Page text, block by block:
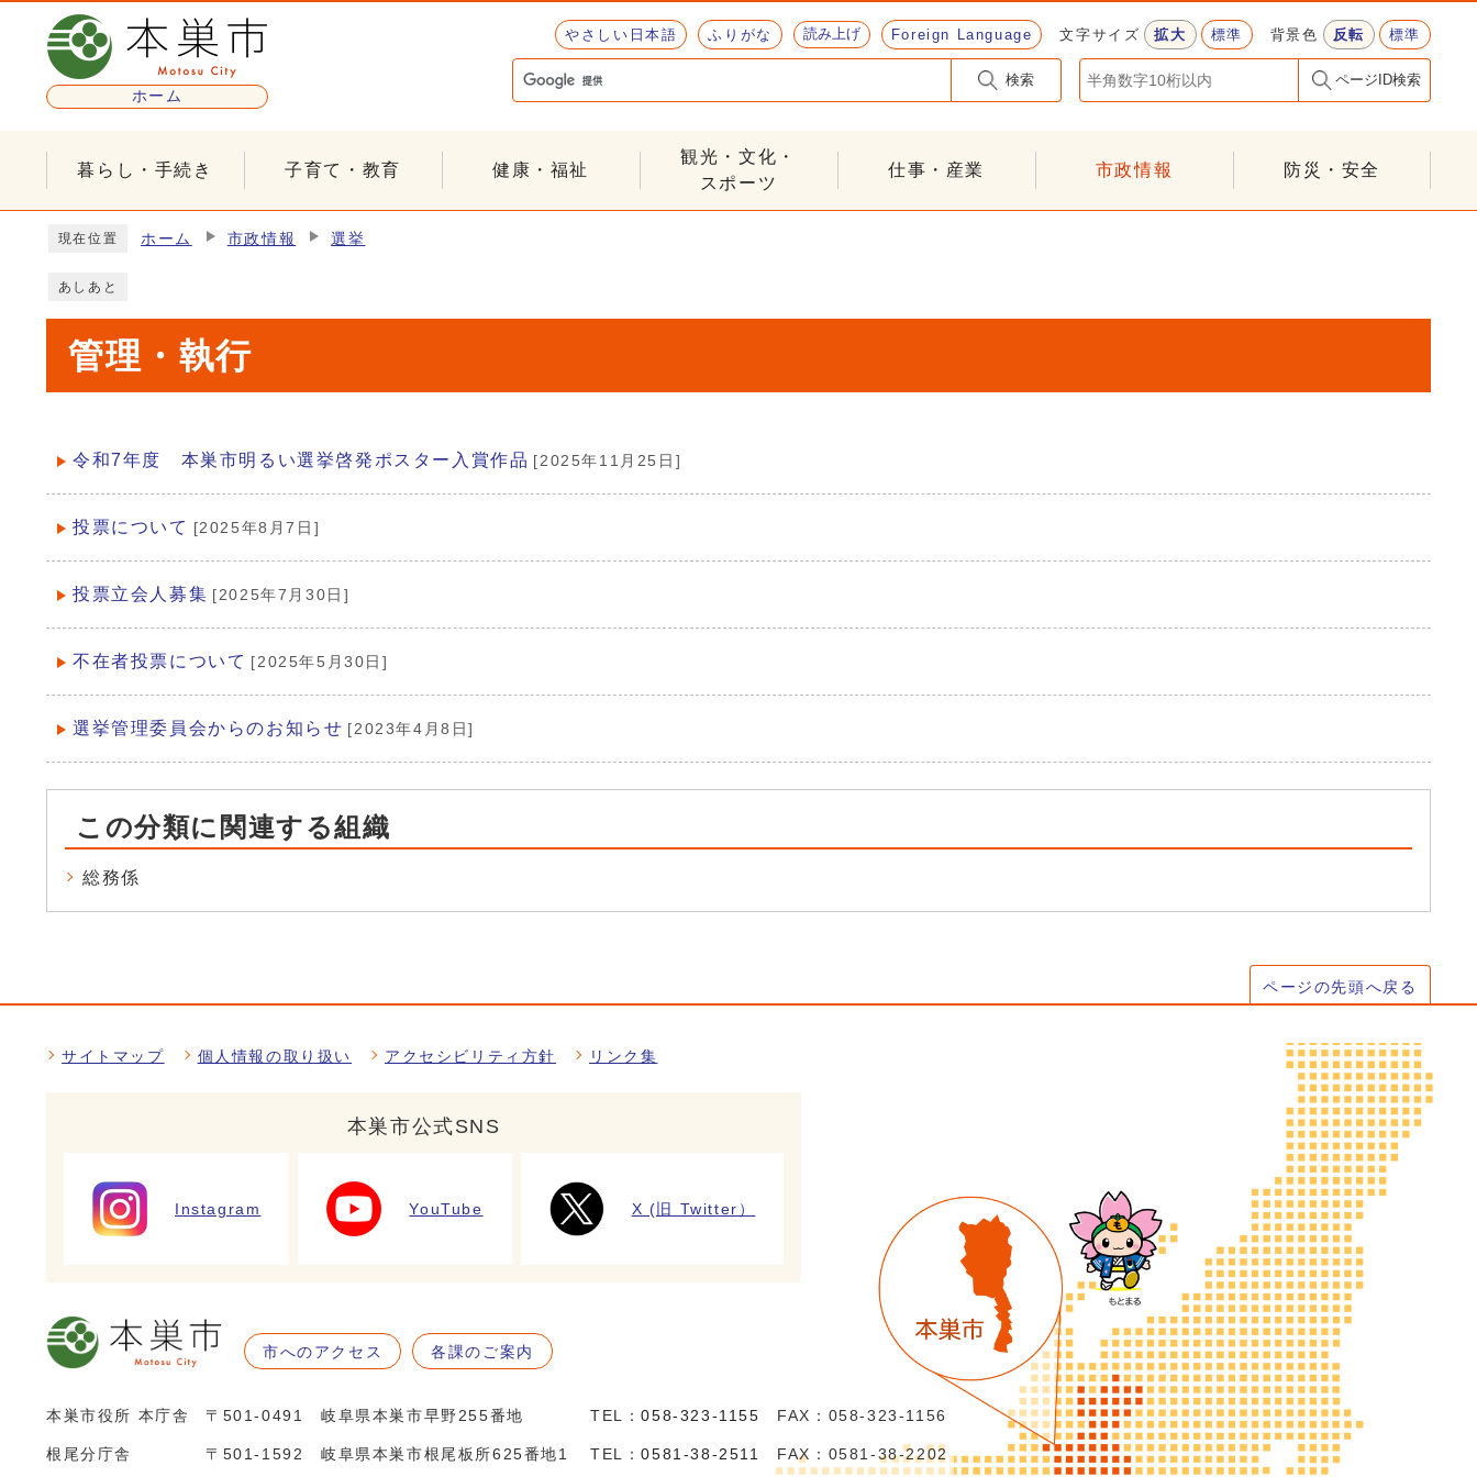
ページの先頭です
ホーム
やさしい日本語 ふりがな 読み上げ Foreign Language 文字サイズ 拡大 標準 背景色 反転 標準
検索 ページID検索
暮らし・手続き 子育て・教育 健康・福祉
観光・文化・
スポーツ
仕事・産業 市政情報 防災・安全
現在位置 ホーム 市政情報 選挙
あしあと
管理・執行
メインメニュー
令和7年度 本巣市明るい選挙啓発ポスター入賞作品 [2025年11月25日]
投票について [2025年8月7日]
投票立会人募集 [2025年7月30日]
不在者投票について [2025年5月30日]
選挙管理委員会からのお知らせ [2023年4月8日]
この分類に関連する組織
総務係
ページの先頭へ戻る
サイトマップ 個人情報の取り扱い アクセシビリティ方針 リンク集
本巣市公式SNS
Instagram YouTube X (旧 Twitter）
市へのアクセス 各課のご案内
本巣市役所 本庁舎 〒501-0491 岐阜県本巣市早野255番地 TEL：058-323-1155 FAX：058-323-1156
根尾分庁舎 〒501-1592 岐阜県本巣市根尾板所625番地1 TEL：0581-38-2511 FAX：0581-38-2202